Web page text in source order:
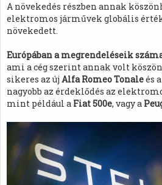
A növekedés részben annak
elektromos járművek globális
növekedett.
Európában a megrendeléseik
ami a cég szerint annak volt
sikeres az új Alfa Romeo Tonaleés a
nagyobb az érdeklődés az
mint például a Fiat 500e, vagy a